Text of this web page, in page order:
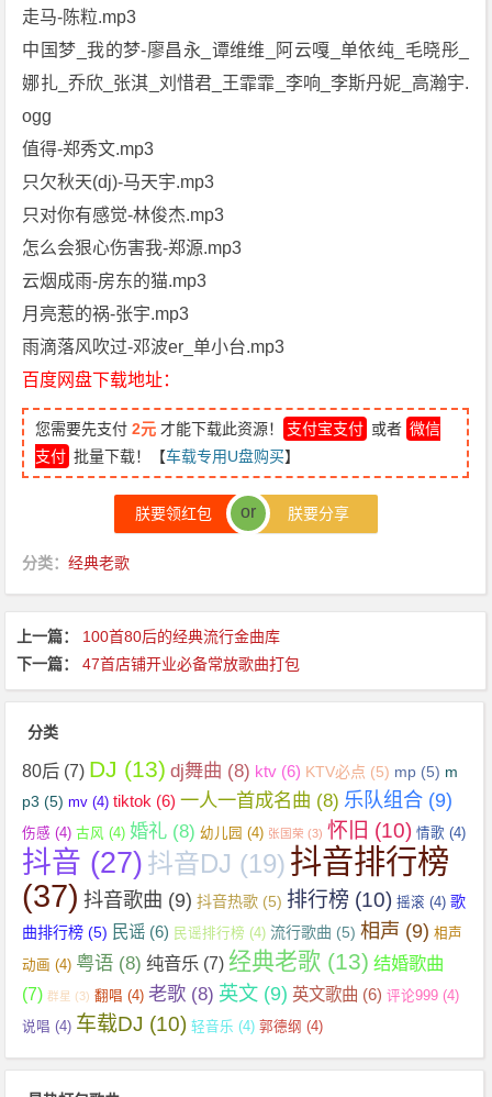
走马-陈粒.mp3
中国梦_我的梦-廖昌永_谭维维_阿云嘎_单依纯_毛晓彤_
娜扎_乔欣_张淇_刘惜君_王霏霏_李响_李斯丹妮_高瀚宇.
ogg
值得-郑秀文.mp3
只欠秋天(dj)-马天宇.mp3
只对你有感觉-林俊杰.mp3
怎么会狠心伤害我-郑源.mp3
云烟成雨-房东的猫.mp3
月亮惹的祸-张宇.mp3
雨滴落风吹过-邓波er_单小台.mp3
百度网盘下载地址：
您需要先支付2元 才能下载此资源！ 支付宝支付 或者 微信
支付 批量下载！【车载专用U盘购买】
朕要领红包 or 朕要分享
分类：经典老歌
上一篇：
100首80后的经典流行金曲库
下一篇：
47首店铺开业必备常放歌曲打包
分类
80后 (7) DJ (13) dj舞曲 (8) ktv (6) KTV必点 (5) mp (5) m
p3 (5) mv (4) tiktok (6) 一人一首成名曲 (8) 乐队组合 (9)
伤感 (4) 古风 (4) 婚礼 (8) 幼儿园 (4) 张国荣 (3) 怀旧 (10) 情歌 (4)
抖音 (27) 抖音DJ (19) 抖音排行榜
(37) 抖音歌曲 (9) 抖音热歌 (5) 排行榜 (10) 摇滚 (4) 歌
曲排行榜 (5) 民谣 (6) 民谣排行榜 (4) 流行歌曲 (5) 相声 (9) 相声
动画 (4) 粤语 (8) 纯音乐 (7) 经典老歌 (13) 结婚歌曲
(7) 群星 (3) 翻唱 (4) 老歌 (8) 英文 (9) 英文歌曲 (6) 评论999 (4)
说唱 (4) 车载DJ (10) 轻音乐 (4) 郭德纲 (4)